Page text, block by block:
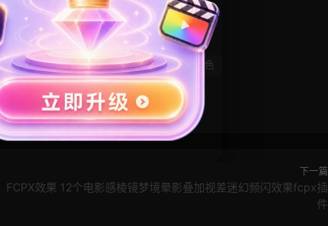
0
晚会 片头模板 粒子特效 金属 金色
下一篇
FCPX效果 12个电影感棱镜梦境晕影叠加视差迷幻频闪效果fcpx插
件